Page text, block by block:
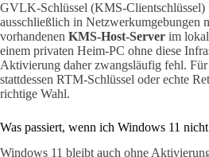
GVLK-Schlüssel (KMS-Clientschlüssel)
ausschließlich in Netzwerkumgebungen
vorhandenen KMS-Host-Server im
einem privaten Heim-PC ohne diese
Aktivierung daher zwangsläufig fehl.
stattdessen RTM-Schlüssel oder echte
richtige Wahl.
Was passiert, wenn ich Windows 11
Windows 11 bleibt auch ohne